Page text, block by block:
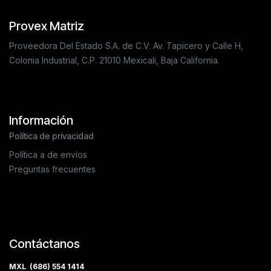
Provex Matriz
Proveedora Del Estado S.A. de C.V. Av. Tapicero y Calle H,
Colonia Industrial, C.P. 21010 Mexicali, Baja California.
Información
Política de privacidad
Política a de envíos
Preguntas frecuentes
Contáctanos
MXL (686) 554 1414